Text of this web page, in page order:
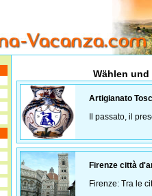
Wählen und
Artigianato
Il passato, il
Firenze città
Firenze: Tra le